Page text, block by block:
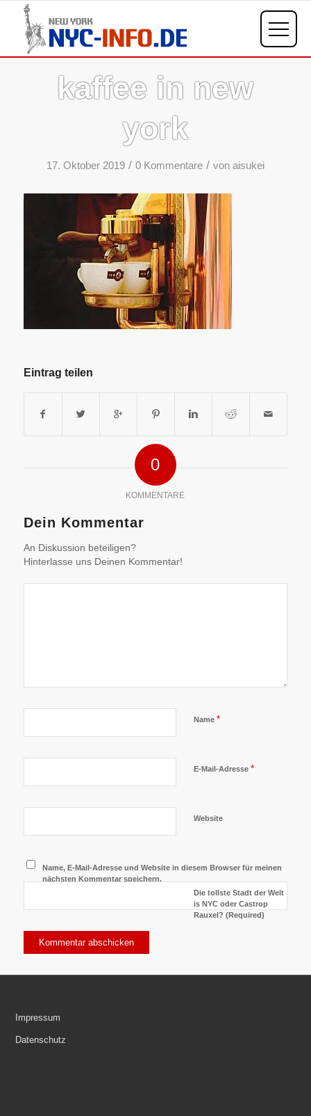
kaffee in new
york
17. Oktober 2019 / 0 Kommentare / von aisukei
Eintrag teilen
0
KOMMENTARE
Dein Kommentar
An Diskussion beteiligen?
Hinterlasse uns Deinen Kommentar!
Name *
E-Mail-Adresse *
Website
Name, E-Mail-Adresse und Website in diesem Browser für meinen
nächsten Kommentar speichern.
Die tollste Stadt der Welt
is NYC oder Castrop
Rauxel? (Required)
Impressum
Datenschutz